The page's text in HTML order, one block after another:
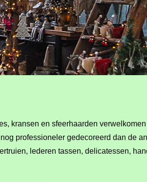
kransen en sfeerhaarden
professioneler gedecoreerd dan de
lederen tassen, delicatessen,